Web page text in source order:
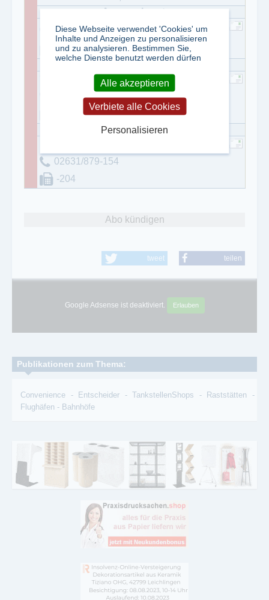
02631/879-0
02631/879-175
Torsten Zelleröhr
02631/879-144
02631/879-154
-204
Abo kündigen
tweet teilen
Google Adsense ist deaktiviert. Erlauben
Publikationen zum Thema:
Convenience - Entscheider -TankstellenShops - Raststätten -
Flughäfen - Bahnhöfe
Diese Webseite verwendet 'Cookies' um
Inhalte und Anzeigen zu personalisieren
und zu analysieren. Bestimmen Sie,
welche Dienste benutzt werden dürfen
Alle akzeptieren
Verbiete alle Cookies
Personalisieren